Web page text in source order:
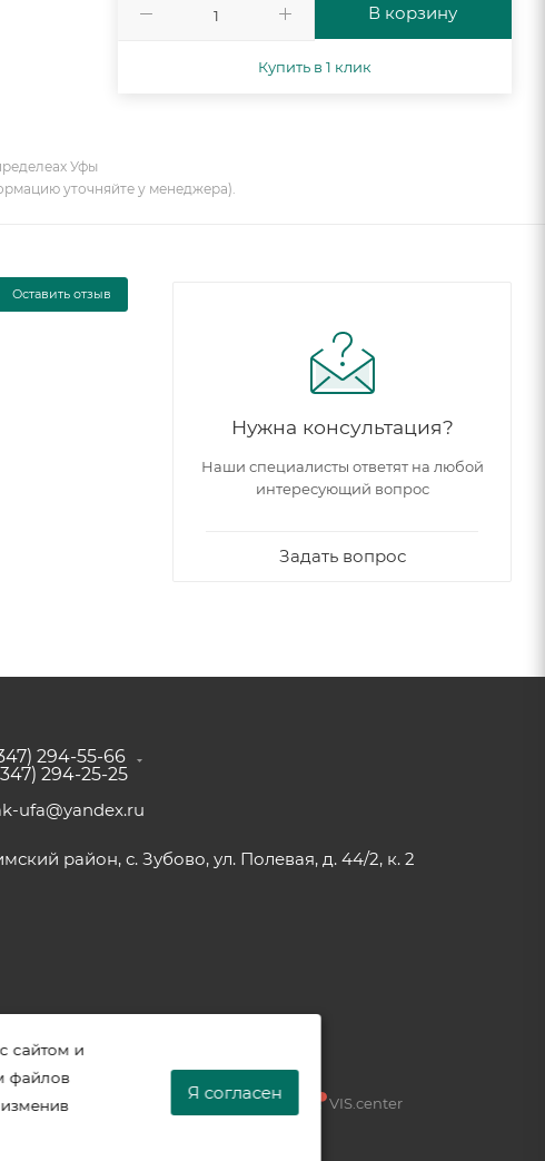
В корзину
Купить в 1 клик
Уфы
уточняйте у менеджера).
Оставить отзыв
Нужна консультация?
Наши специалисты ответят на любой
интересующий вопрос
Задать вопрос
294-55-66
294-25-25
ufa@yandex.ru
район, с. Зубово, ул. Полевая, д. 44/2, к. 2
Разработка — VIS.center
сайтом и
файлов
изменив
Я согласен